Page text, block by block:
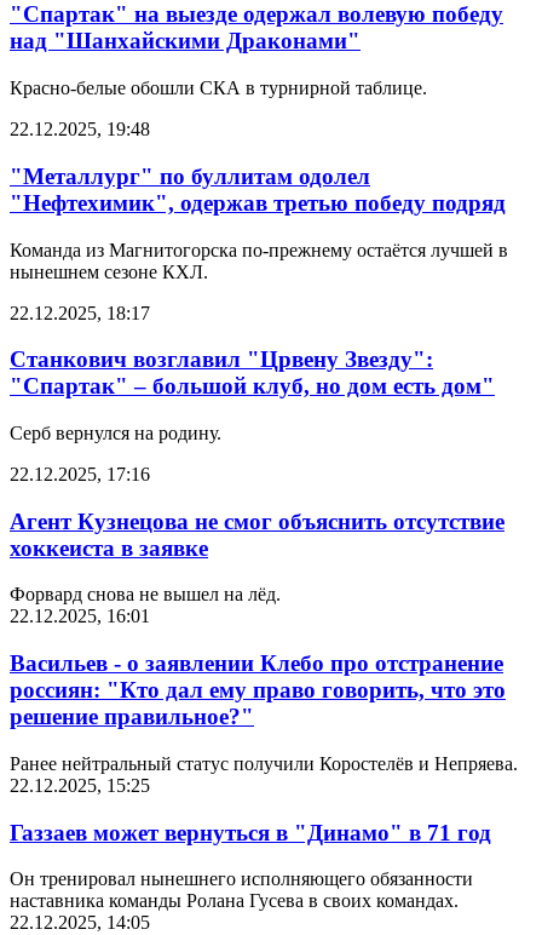
"Спартак" на выезде одержал волевую победу
над "Шанхайскими Драконами"
Красно-белые обошли СКА в турнирной таблице.
22.12.2025, 19:48
"Металлург" по буллитам одолел
"Нефтехимик", одержав третью победу подряд
Команда из Магнитогорска по-прежнему остаётся лучшей в
нынешнем сезоне КХЛ.
22.12.2025, 18:17
Станкович возглавил "Црвену Звезду":
"Спартак" – большой клуб, но дом есть дом"
Серб вернулся на родину.
22.12.2025, 17:16
Агент Кузнецова не смог объяснить отсутствие
хоккеиста в заявке
Форвард снова не вышел на лёд.
22.12.2025, 16:01
Васильев - о заявлении Клебо про отстранение
россиян: "Кто дал ему право говорить, что это
решение правильное?"
Ранее нейтральный статус получили Коростелёв и Непряева.
22.12.2025, 15:25
Газзаев может вернуться в "Динамо" в 71 год
Он тренировал нынешнего исполняющего обязанности
наставника команды Ролана Гусева в своих командах.
22.12.2025, 14:05